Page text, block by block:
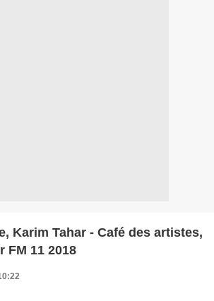
Karim Tahar - Café des artistes,
FM 11 2018